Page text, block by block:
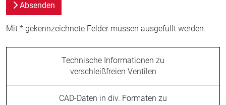
Absenden
Mit * gekennzeichnete Felder müssen ausgefüllt werden.
Technische Informationen zu
verschleißfreien Ventilen
CAD-Daten in div. Formaten zu